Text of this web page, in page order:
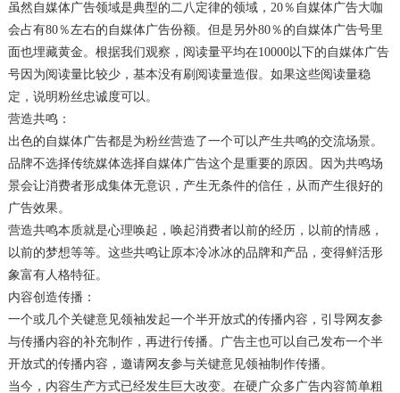
虽然自媒体广告领域是典型的二八定律的领域，20％自媒体广告大咖
会占有80％左右的自媒体广告份额。但是另外80％的自媒体广告号里
面也埋藏黄金。根据我们观察，阅读量平均在10000以下的自媒体广告
号因为阅读量比较少，基本没有刷阅读量造假。如果这些阅读量稳
定，说明粉丝忠诚度可以。
营造共鸣：
出色的自媒体广告都是为粉丝营造了一个可以产生共鸣的交流场景。
品牌不选择传统媒体选择自媒体广告这个是重要的原因。因为共鸣场
景会让消费者形成集体无意识，产生无条件的信任，从而产生很好的
广告效果。
营造共鸣本质就是心理唤起，唤起消费者以前的经历，以前的情感，
以前的梦想等等。这些共鸣让原本冷冰冰的品牌和产品，变得鲜活形
象富有人格特征。
内容创造传播：
一个或几个关键意见领袖发起一个半开放式的传播内容，引导网友参
与传播内容的补充制作，再进行传播。广告主也可以自己发布一个半
开放式的传播内容，邀请网友参与关键意见领袖制作传播。
当今，内容生产方式已经发生巨大改变。在硬广众多广告内容简单粗